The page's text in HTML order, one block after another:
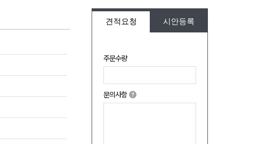
견적요청 시안등록
주문수량
문의사항